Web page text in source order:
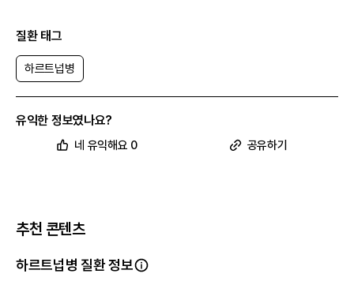
하르트넙병과관련된
전 세계 임상시험 현황이 궁금하다면
질환 태그
하르트넙병
유익한 정보였나요?
네 유익해요 0 공유하기
추천 콘텐츠
하르트넙병 질환 정보